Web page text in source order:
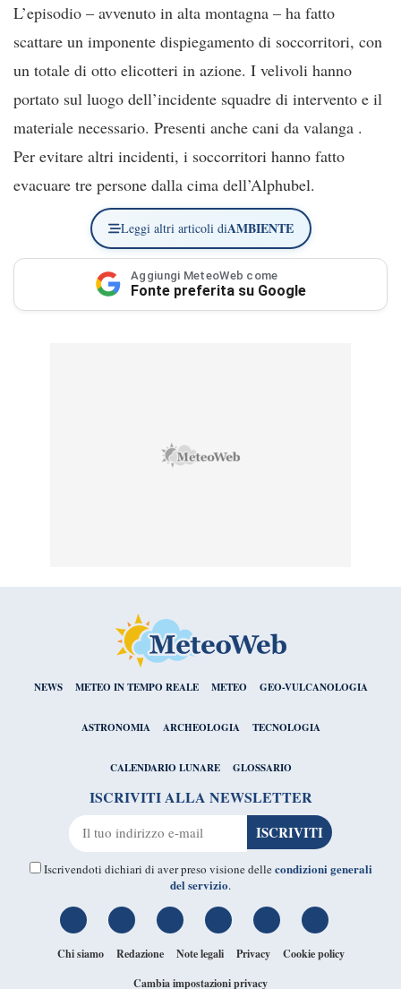
L’episodio – avvenuto in alta montagna – ha fatto
scattare un imponente dispiegamento di soccorritori, con
un totale di otto elicotteri in azione. I velivoli hanno
portato sul luogo dell’incidente squadre di intervento e il
materiale necessario. Presenti anche cani da valanga .
Per evitare altri incidenti, i soccorritori hanno fatto
evacuare tre persone dalla cima dell’Alphubel.
Leggi altri articoli diAMBIENTE
Aggiungi MeteoWeb come
Fonte preferita su Google
NEWS METEO IN TEMPO REALE METEO GEO-VULCANOLOGIA
ASTRONOMIA ARCHEOLOGIA TECNOLOGIA
CALENDARIO LUNARE GLOSSARIO
ISCRIVITI ALLA NEWSLETTER
Iscrivendoti dichiari di aver preso visione dellecondizioni generali
del servizio.
Chi siamo Redazione Note legali Privacy
Cookie policy
Cambia impostazioni privacy